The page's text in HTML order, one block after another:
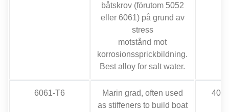
båtskrov (förutom 5052
eller 6061) på grund av
stress
motstånd mot
korrosionssprickbildning.
Best alloy for salt water.
6061-T6 Marin grad, often used
as stiffeners to build boat